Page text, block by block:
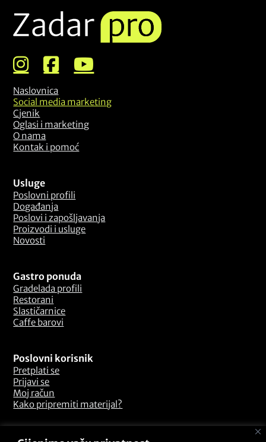
Naslovnica
Social media marketing
Cjenik
Oglasi i marketing
O nama
Kontak i pomoć
Usluge
Poslovni profili
Događanja
Poslovi i zapošljavanja
Proizvodi i usluge
Novosti
Gastro ponuda
Gradelada profili
Restorani
Slastičarnice
Caffe barovi
Poslovni korisnik
Pretplati se
Prijavi se
Moj račun
Kako pripremiti materijal?